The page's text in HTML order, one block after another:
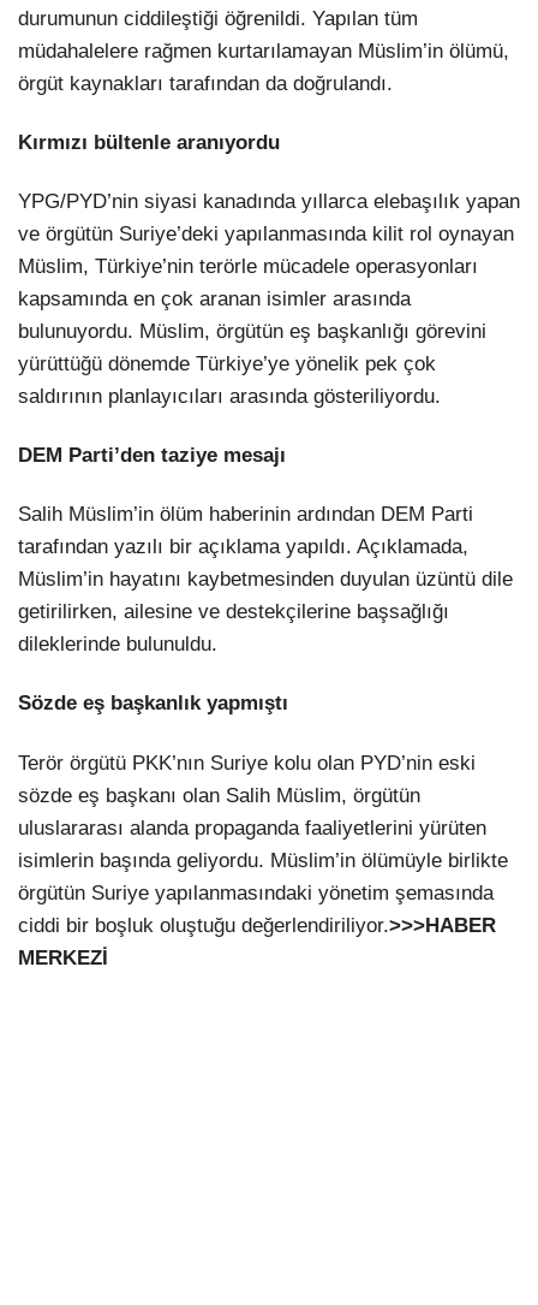
durumunun ciddileştiği öğrenildi. Yapılan tüm
müdahalelere rağmen kurtarılamayan Müslim’in ölümü,
örgüt kaynakları tarafından da doğrulandı.
Kırmızı bültenle aranıyordu
YPG/PYD’nin siyasi kanadında yıllarca elebaşılık yapan
ve örgütün Suriye’deki yapılanmasında kilit rol oynayan
Müslim, Türkiye’nin terörle mücadele operasyonları
kapsamında en çok aranan isimler arasında
bulunuyordu. Müslim, örgütün eş başkanlığı görevini
yürüttüğü dönemde Türkiye’ye yönelik pek çok
saldırının planlayıcıları arasında gösteriliyordu.
DEM Parti’den taziye mesajı
Salih Müslim’in ölüm haberinin ardından DEM Parti
tarafından yazılı bir açıklama yapıldı. Açıklamada,
Müslim’in hayatını kaybetmesinden duyulan üzüntü dile
getirilirken, ailesine ve destekçilerine başsağlığı
dileklerinde bulunuldu.
Sözde eş başkanlık yapmıştı
Terör örgütü PKK’nın Suriye kolu olan PYD’nin eski
sözde eş başkanı olan Salih Müslim, örgütün
uluslararası alanda propaganda faaliyetlerini yürüten
isimlerin başında geliyordu. Müslim’in ölümüyle birlikte
örgütün Suriye yapılanmasındaki yönetim şemasında
ciddi bir boşluk oluştuğu değerlendiriliyor.>>>HABER
MERKEZİ